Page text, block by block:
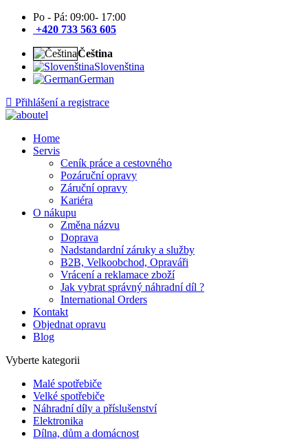
Po - Pá: 09:00- 17:00
+420 733 563 605
Čeština
Slovenština
German
Přihlášení a registrace
Home
Servis
Ceník práce a cestovného
Pozáruční opravy
Záruční opravy
Kariéra
O nákupu
Změna názvu
Doprava
Nadstandardní záruky a služby
B2B, Velkoobchod, Opraváři
Vrácení a reklamace zboží
Jak vybrat správný náhradní díl ?
International Orders
Kontakt
Objednat opravu
Blog
Vyberte kategorii
Malé spotřebiče
Velké spotřebiče
Náhradní díly a příslušenství
Elektronika
Dílna, dům a domácnost